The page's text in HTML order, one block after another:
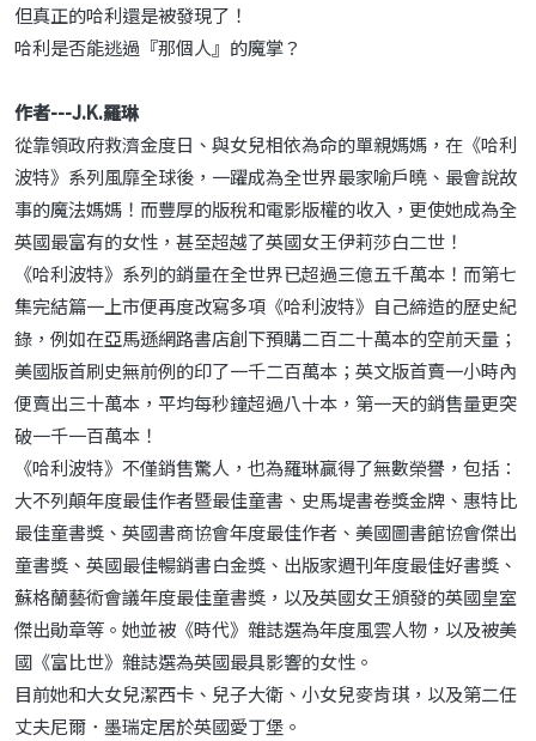
但真正的哈利還是被發現了！
哈利是否能逃過『那個人』的魔掌？
作者---J.K.羅琳
從靠領政府救濟金度日、與女兒相依為命的單親媽媽，在《哈利
波特》系列風靡全球後，一躍成為全世界最家喻戶曉、最會說故
事的魔法媽媽！而豐厚的版稅和電影版權的收入，更使她成為全
英國最富有的女性，甚至超越了英國女王伊莉莎白二世！
《哈利波特》系列的銷量在全世界已超過三億五千萬本！而第七
集完結篇一上市便再度改寫多項《哈利波特》自己締造的歷史紀
錄，例如在亞馬遜網路書店創下預購二百二十萬本的空前天量；
美國版首刷史無前例的印了一千二百萬本；英文版首賣一小時內
便賣出三十萬本，平均每秒鐘超過八十本，第一天的銷售量更突
破一千一百萬本！
《哈利波特》不僅銷售驚人，也為羅琳贏得了無數榮譽，包括：
大不列顛年度最佳作者暨最佳童書、史馬堤書卷獎金牌、惠特比
最佳童書獎、英國書商協會年度最佳作者、美國圖書館協會傑出
童書獎、英國最佳暢銷書白金獎、出版家週刊年度最佳好書獎、
蘇格蘭藝術會議年度最佳童書獎，以及英國女王頒發的英國皇室
傑出勛章等。她並被《時代》雜誌選為年度風雲人物，以及被美
國《富比世》雜誌選為英國最具影響的女性。
目前她和大女兒潔西卡、兒子大衛、小女兒麥肯琪，以及第二任
丈夫尼爾．墨瑞定居於英國愛丁堡。